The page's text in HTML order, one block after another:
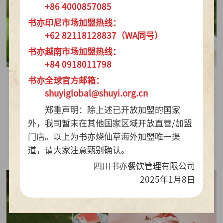
2026-07-28
质价比持续热销
查看详情
+86 4000857085
书亦印尼市场加盟热线：
+62 82118128837（WA同号）
书亦越南市场加盟热线：
+84 0918011798
书亦全球官方邮箱：
shuyiglobal@shuyi.org.cn
郑重声明：除上述已开放加盟的国家
外，我司暂未在其他国家区域开放直营/加盟
门店。以上为书亦烧仙草海外加盟唯一渠
道，请大家注意甄别确认。
四川书亦餐饮管理有限公司
2025年1月8日